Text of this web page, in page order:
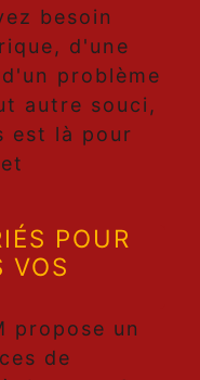
besoin
d'une
problème
autre souci,
est là pour
POUR
VOS
propose un
de